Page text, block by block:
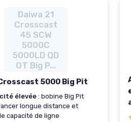
Daiwa 21
Crosscast
45 SCW
5000C
5000LD QD
OT Big P...
5000 Big Pit
élevée: bobine Big Pit
longue distance et
capacité de ligne